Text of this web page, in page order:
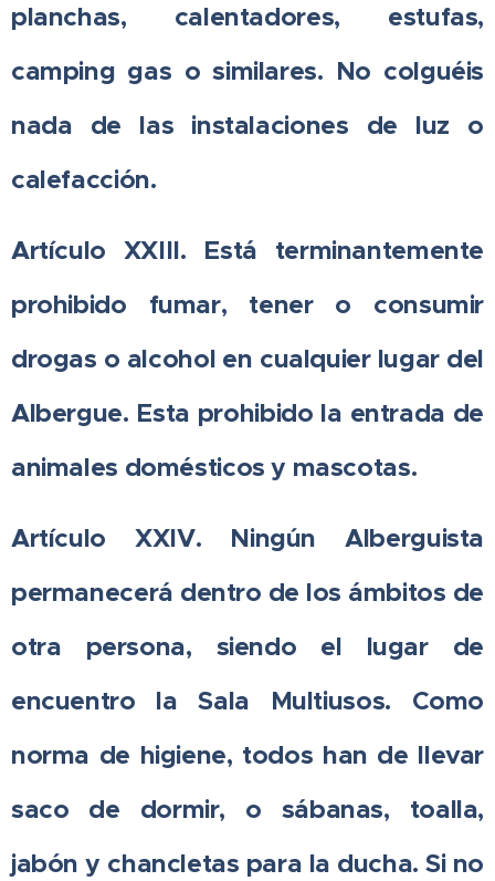
planchas, calentadores, estufas,
camping gas o similares. No colguéis
nada de las instalaciones de luz o
calefacción.
Artículo XXIII. Está terminantemente
prohibido fumar, tener o consumir
drogas o alcohol en cualquier lugar del
Albergue. Esta prohibido la entrada de
animales domésticos y mascotas.
Artículo XXIV. Ningún Alberguista
permanecerá dentro de los ámbitos de
otra persona, siendo el lugar de
encuentro la Sala Multiusos. Como
norma de higiene, todos han de llevar
saco de dormir, o sábanas, toalla,
jabón y chancletas para la ducha. Si no